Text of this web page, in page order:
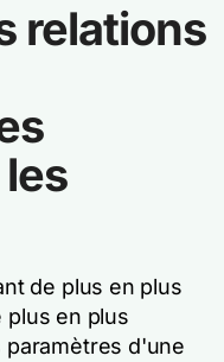
relations
de plus en plus
plus en plus
d'une